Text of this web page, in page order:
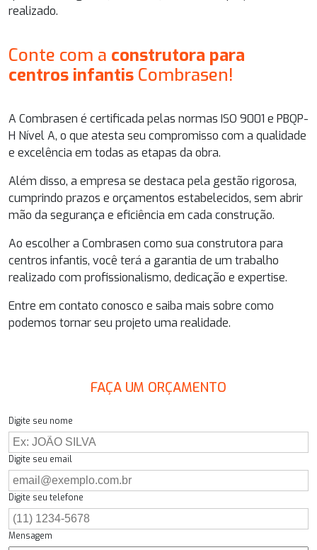
realizado.
Conte com a construtora para
centros infantis Combrasen!
A Combrasen é certificada pelas normas ISO 9001 e PBQP-
H Nível A, o que atesta seu compromisso com a qualidade
e excelência em todas as etapas da obra.
Além disso, a empresa se destaca pela gestão rigorosa,
cumprindo prazos e orçamentos estabelecidos, sem abrir
mão da segurança e eficiência em cada construção.
Ao escolher a Combrasen como sua construtora para
centros infantis, você terá a garantia de um trabalho
realizado com profissionalismo, dedicação e expertise.
Entre em contato conosco e saiba mais sobre como
podemos tornar seu projeto uma realidade.
FAÇA UM ORÇAMENTO
Digite seu nome
Digite seu email
Digite seu telefone
Mensagem